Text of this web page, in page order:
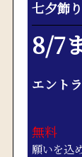
七夕飾り
8/7
エント
無料
願いを込